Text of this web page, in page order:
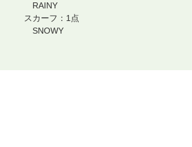
RAINY
スカーフ：1点
SNOWY